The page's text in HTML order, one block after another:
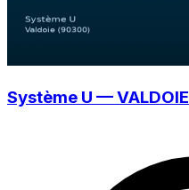
Système U — VALDOIE